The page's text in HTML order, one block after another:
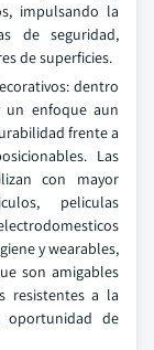
impulsando la
de seguridad,
de superficies.
dentro
un enfoque aun
frente a
Las
con mayor
peliculas
y wearables,
son amigables
resistentes a la
oportunidad de